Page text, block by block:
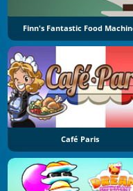
Finn's Fantastic Food
Café Paris